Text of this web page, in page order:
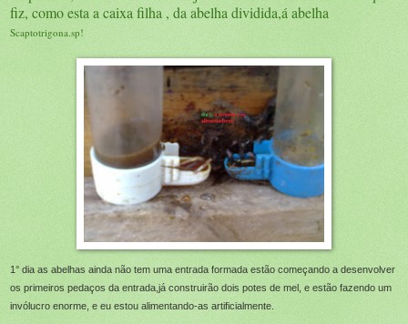
fiz, como esta a caixa filha , da abelha dividida,á abelha
Scaptotrigona.sp!
1° dia as abelhas ainda não tem uma entrada formada estão começando a desenvolver
os primeiros pedaços da entrada,já construirão dois potes de mel, e estão fazendo um
invólucro enorme, e eu estou alimentando-as artificialmente.